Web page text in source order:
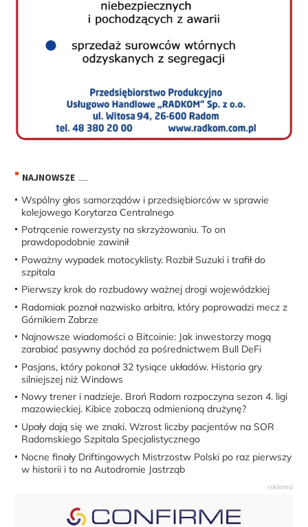
NAJNOWSZE
Wspólny głos samorządów i przedsiębiorców w sprawie
kolejowego Korytarza Centralnego
Potrącenie rowerzysty na skrzyżowaniu. To on
prawdopodobnie zawinił
Poważny wypadek motocyklisty. Rozbił Suzuki i trafił do
szpitala
Pierwszy krok do rozbudowy ważnej drogi wojewódzkiej
Radomiak poznał nazwisko arbitra, który poprowadzi mecz z
Górnikiem Zabrze
Najnowsze wiadomości o Bitcoinie: Jak inwestorzy mogą
zarabiać pasywny dochód za pośrednictwem Bull DeFi
Pasjans, który pokonał 32 tysiące układów. Historia gry
silniejszej niż Windows
Nowy trener i nadzieje. Broń Radom rozpoczyna sezon 4. ligi
mazowieckiej. Kibice zobaczą odmienioną drużynę?
Upały dają się we znaki. Wzrost liczby pacjentów na SOR
Radomskiego Szpitala Specjalistycznego
Nocne finały Driftingowych Mistrzostw Polski po raz pierwszy
w historii i to na Autodromie Jastrząb